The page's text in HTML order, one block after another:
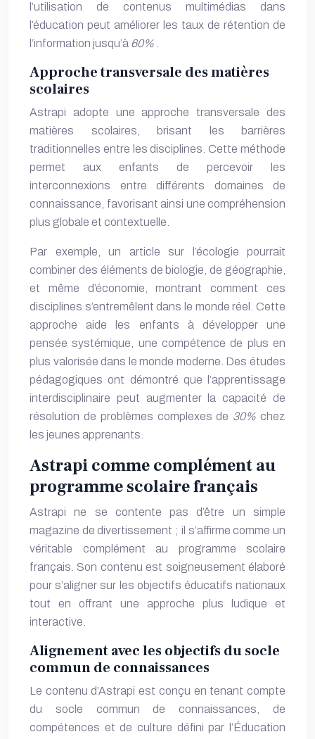
l’utilisation de contenus multimédias dans
l’éducation peut améliorer les taux de rétention de
l’information jusqu’à 60%
Approche transversale des matières
scolaires
Astrapi adopte une approche transversale des
matières scolaires, brisant les barrières
traditionnelles entre les disciplines. Cette méthode
permet aux enfants de percevoir les
interconnexions entre différents domaines de
connaissance, favorisant ainsi une compréhension
plus globale et contextuelle.
Par exemple, un article sur l’écologie pourrait
combiner des éléments de biologie, de géographie,
et même d’économie, montrant comment ces
disciplines s’entremêlent dans le monde réel. Cette
approche aide les enfants à développer une
pensée systémique, une compétence de plus en
plus valorisée dans le monde moderne. Des études
pédagogiques ont démontré que l’apprentissage
interdisciplinaire peut augmenter la capacité de
résolution de problèmes complexes de 30%chez
les jeunes apprenants.
Astrapi comme complément au
programme scolaire français
Astrapi ne se contente pas d’être un simple
magazine de divertissement ; il s’affirme comme un
véritable complément au programme scolaire
français. Son contenu est soigneusement élaboré
pour s’aligner sur les objectifs éducatifs nationaux
tout en offrant une approche plus ludique et
interactive.
Alignement avec les objectifs du socle
commun de connaissances
Le contenu d’Astrapi est conçu en tenant compte
du socle commun de connaissances, de
compétences et de culture défini par l’Éducation